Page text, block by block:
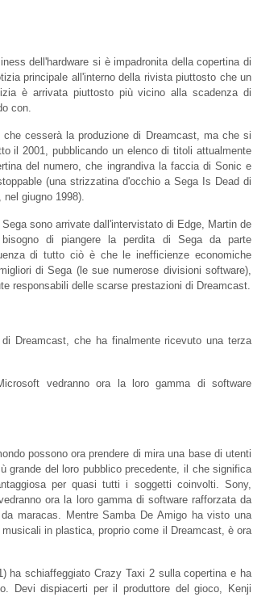
dell'hardware si è impadronita della copertina di
principale all'interno della rivista piuttosto che un
è arrivata piuttosto più vicino alla scadenza di
con.
che cesserà la produzione di Dreamcast, ma che si
il 2001, pubblicando un elenco di titoli attualmente
del numero, che ingrandiva la faccia di Sonic e
(una strizzatina d'occhio a Sega Is Dead di
giugno 1998).
sono arrivate dall'intervistato di Edge, Martin de
di piangere la perdita di Sega da parte
di tutto ciò è che le inefficienze economiche
di Sega (le sue numerose divisioni software),
responsabili delle scarse prestazioni di Dreamcast.
Dreamcast, che ha finalmente ricevuto una terza
vedranno ora la loro gamma di software
possono ora prendere di mira una base di utenti
grande del loro pubblico precedente, il che significa
per quasi tutti i soggetti coinvolti. Sony,
ora la loro gamma di software rafforzata da
maracas. Mentre Samba De Amigo ha visto una
in plastica, proprio come il Dreamcast, è ora
ha schiaffeggiato Crazy Taxi 2 sulla copertina e ha
Devi dispiacerti per il produttore del gioco, Kenji